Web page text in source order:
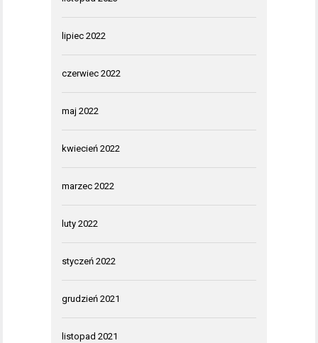
lipiec 2022
czerwiec 2022
maj 2022
kwiecień 2022
marzec 2022
luty 2022
styczeń 2022
grudzień 2021
listopad 2021